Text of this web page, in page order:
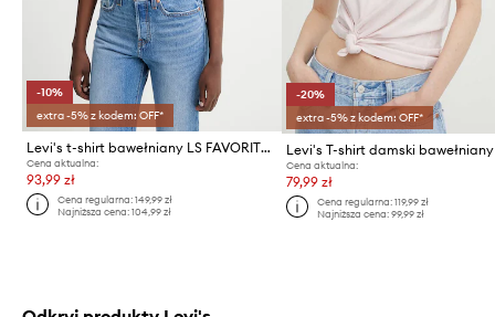
-10%
extra -5% z kodem: OFF*
Levi's t-shirt bawełniany LS FAVORITE TEE SWEET HEART
Cena aktualna:
93,99 zł
Cena regularna:149,99 zł
Najniższa cena:104,99 zł
-20%
extra -5% z kodem: OFF*
Cena aktualna:
79,99 zł
Cena regularna: 119,99 zł
Najniższa cena: 99,99 zł